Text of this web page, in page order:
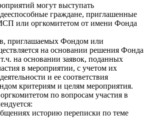
могут выступать
граждане, приглашенные
или оргкомитетом от имени Фонда
приглашаемых Фондом или
на основании решения Фонда
на основании заявок, поданных
в мероприятии, с учетом их
и ее соответствия
критериям и целям мероприятия.
по вопросам участия в
историю переписки по теме